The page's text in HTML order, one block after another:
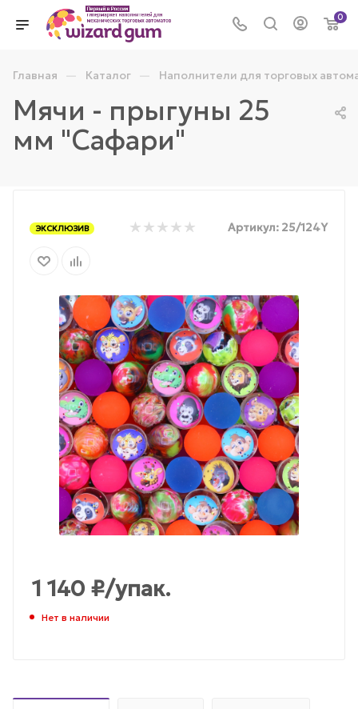
0
Главная — Каталог — Наполнители для торговых
Мячи - прыгуны 25
мм "Сафари"
ЭКСКЛЮЗИВ Артикул: 25/124Y
1 140 ₽/упак.
Нет в наличии